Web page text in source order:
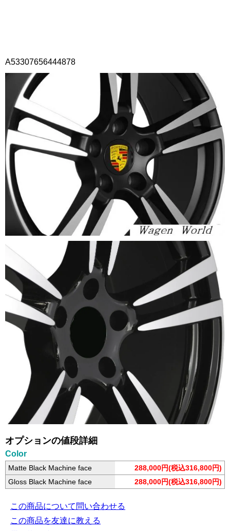
A53307656444878
オプションの値段詳細
Color
Matte Black Machine face
288,000円(税込316,800円)
Gloss Black Machine face
288,000円(税込316,800円)
この商品について問い合わせる
この商品を友達に教える